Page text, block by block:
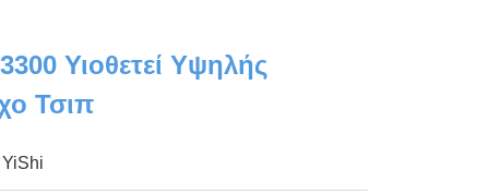
Υιοθετεί Υψηλής
Τσιπ
YiShi